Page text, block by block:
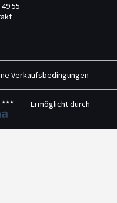
55
Verkaufsbedingungen
| Ermöglicht durch